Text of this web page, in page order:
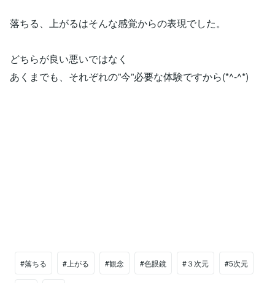
落ちる、上がるはそんな感覚からの表現でした。
どちらが良い悪いではなく
あくまでも、それぞれの”今”必要な体験ですから(*^-^*)
#落ちる #上がる #観念 #色眼鏡 #３次元 #5次元